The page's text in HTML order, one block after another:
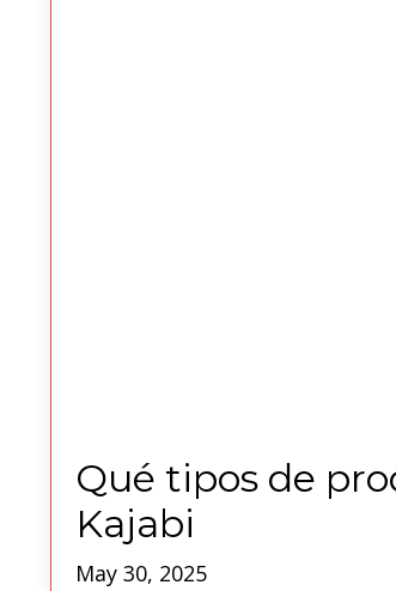
Qué tipos de
Kajabi
May 30, 2025